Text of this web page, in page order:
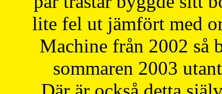
lite fel ut jämfört med
Machine från 2002 så
sommaren 2003